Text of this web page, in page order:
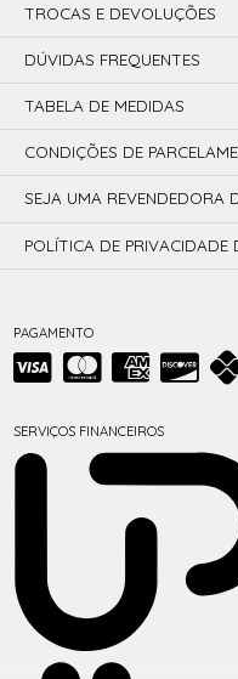
PAGAMENTO
SERVIÇOS FINANCEIROS
TROCAS E DEVOLUÇÕES
DÚVIDAS FREQUENTES
TABELA DE MEDIDAS
CONDIÇÕES DE
SEJA UMA REVENDEDORA
POLÍTICA DE PRIVACIDADE